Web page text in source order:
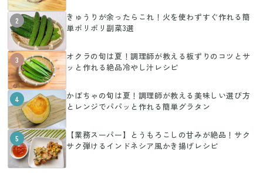
2
きゅうりが余ったらこれ！火を使わずすぐ作れる簡
単ポリポリ副菜3選
3
オクラの旬は夏！調理師が教える板ずりのコツとサ
ッと作れる絶品冷やし汁レシピ
4
かぼちゃの旬は夏！調理師が教える美味しい選び方
とレンジでパパッと作れる簡単グラタン
5
【業務スーパー】とうもろこしの甘みが絶品！サク
サク弾けるインドネシア風かき揚げレシピ